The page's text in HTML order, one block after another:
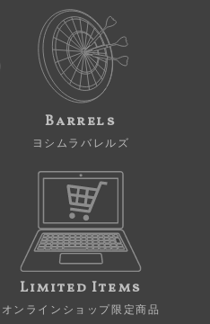
Barrels
ヨシムラバレルズ
Limited Items
オンラインショップ限定商品